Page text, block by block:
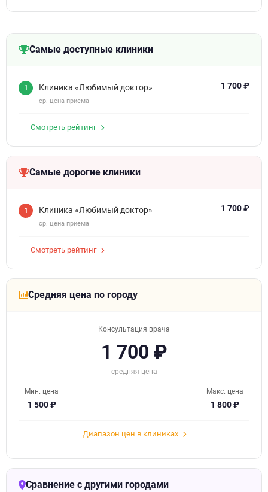
Самые доступные клиники
1 Клиника «Любимый доктор» 1 700 ₽
ср. цена приема
Смотреть рейтинг
Самые дорогие клиники
1 Клиника «Любимый доктор» 1 700 ₽
ср. цена приема
Смотреть рейтинг
Средняя цена по городу
Консультация врача
1 700 ₽
средняя цена
Мин. цена
1 500 ₽
Макс. цена
1 800 ₽
Диапазон цен в клиниках
Сравнение с другими городами